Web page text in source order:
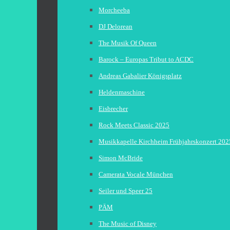
Morcheeba
DJ Delorean
The Musik Of Queen
Barock – Europas Tribut to ACDC
Andreas Gabalier Königsplatz
Heldenmaschine
Eisbrecher
Rock Meets Classic 2025
Musikkapelle Kirchheim Frühjahrskonzert
Simon McBride
Camerata Vocale München
Seiler und Speer 25
PÄM
The Music of Disney